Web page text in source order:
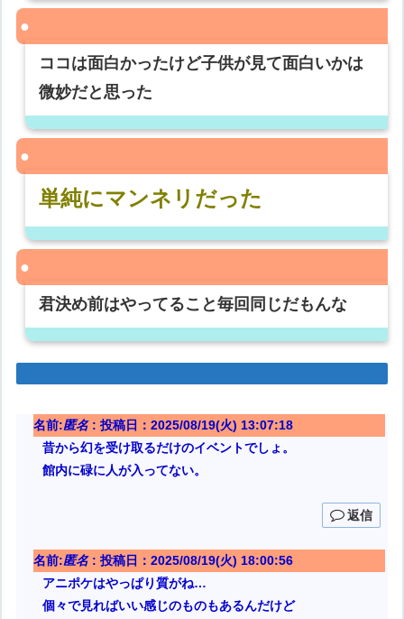
ココは面白かったけど子供が見て面白いかは
微妙だと思った
単純にマンネリだった
君決め前はやってること毎回同じだもんな
名前:匿名: 投稿日：2025/08/19(火) 13:07:18
昔から幻を受け取るだけのイベントでしょ。
館内に碌に人が入ってない。
返信
名前:匿名: 投稿日：2025/08/19(火) 18:00:56
アニポケはやっぱり質がね…
個々で見ればいい感じのものもあるんだけど